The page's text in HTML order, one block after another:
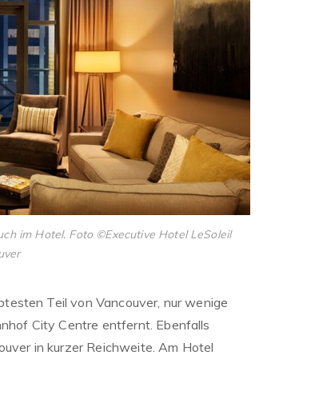
im Hotel. Foto ©Executive Hotel LeSoleil
Teil von Vancouver, nur wenige
City Centre entfernt. Ebenfalls
in kurzer Reichweite. Am Hotel